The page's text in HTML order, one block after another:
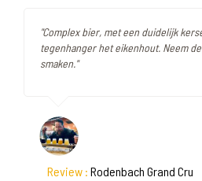
"Complex bier, met een duidelijk
tegenhanger het eikenhout. Neem
smaken."
Review : Rodenbach Grand Cru